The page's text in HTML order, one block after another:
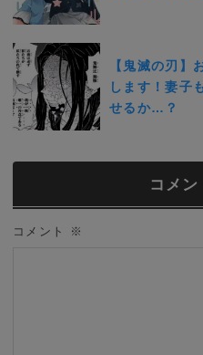
【鬼滅の刃】
します！妻子
せるか…？
コメン
コメント ※